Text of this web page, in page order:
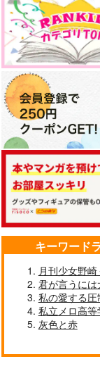
キーワード
月刊少女野崎
君が言うに
私の愛する圧
私立メロ高等
灰色と赤